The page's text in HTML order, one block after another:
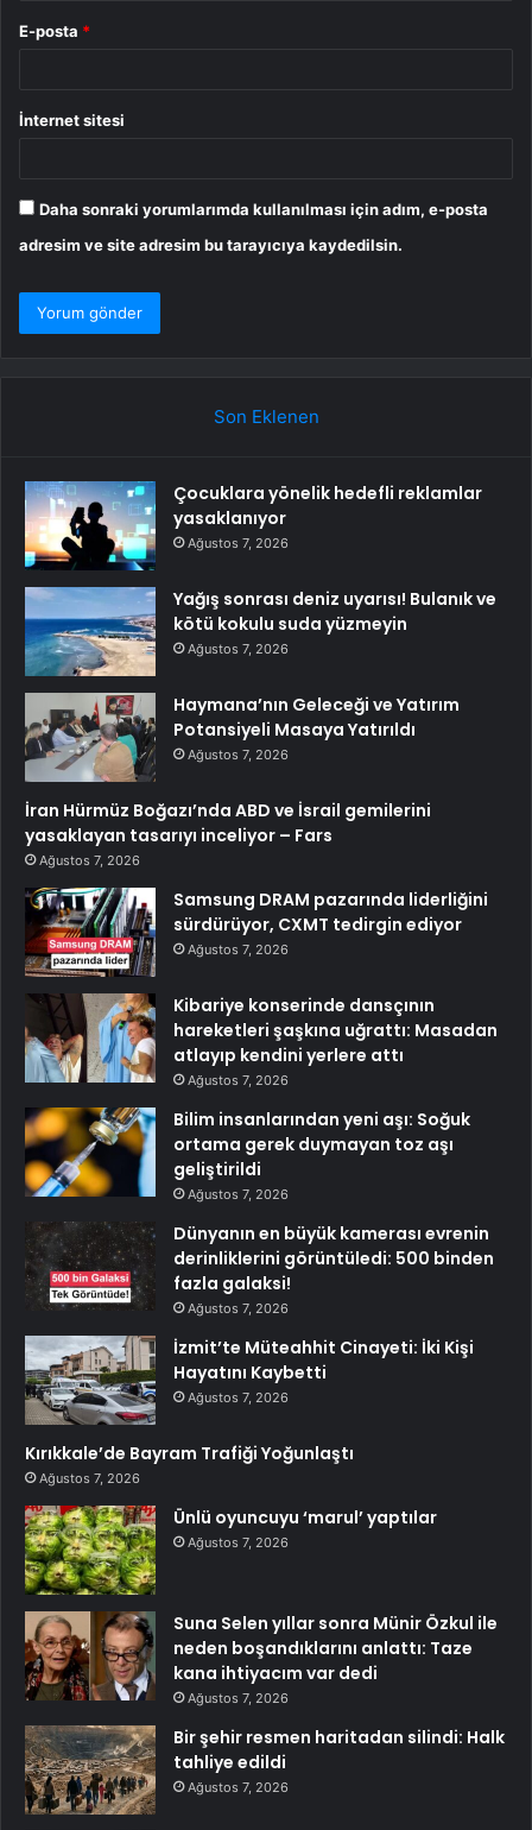
E-posta *
İnternet sitesi
Daha sonraki yorumlarımda kullanılması için adım, e-posta
adresim ve site adresim bu tarayıcıya kaydedilsin.
Son Eklenen
Çocuklara yönelik hedefli reklamlar
yasaklanıyor
Ağustos 7, 2026
Yağış sonrası deniz uyarısı! Bulanık ve
kötü kokulu suda yüzmeyin
Ağustos 7, 2026
Haymana’nın Geleceği ve Yatırım
Potansiyeli Masaya Yatırıldı
Ağustos 7, 2026
İran Hürmüz Boğazı’nda ABD ve İsrail gemilerini
yasaklayan tasarıyı inceliyor – Fars
Ağustos 7, 2026
Samsung DRAM pazarında liderliğini
sürdürüyor, CXMT tedirgin ediyor
Ağustos 7, 2026
Kibariye konserinde dansçının
hareketleri şaşkına uğrattı: Masadan
atlayıp kendini yerlere attı
Ağustos 7, 2026
Bilim insanlarından yeni aşı: Soğuk
ortama gerek duymayan toz aşı
geliştirildi
Ağustos 7, 2026
Dünyanın en büyük kamerası evrenin
derinliklerini görüntüledi: 500 binden
fazla galaksi!
Ağustos 7, 2026
İzmit’te Müteahhit Cinayeti: İki Kişi
Hayatını Kaybetti
Ağustos 7, 2026
Kırıkkale’de Bayram Trafiği Yoğunlaştı
Ağustos 7, 2026
Ünlü oyuncuyu ‘marul’ yaptılar
Ağustos 7, 2026
Suna Selen yıllar sonra Münir Özkul ile
neden boşandıklarını anlattı: Taze
kana ihtiyacım var dedi
Ağustos 7, 2026
Bir şehir resmen haritadan silindi: Halk
tahliye edildi
Ağustos 7, 2026